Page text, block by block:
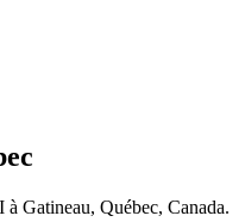
Gatineau, Québec, Canada.